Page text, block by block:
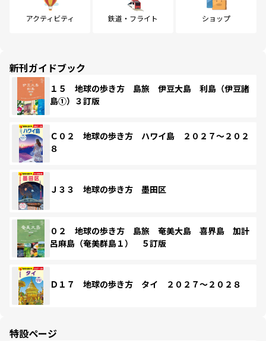
アクティビティ 鉄道・フライト ショップ
新刊ガイドブック
１５ 地球の歩き方 島旅 伊豆大島 利島（伊豆諸
島①）３訂版
Ｃ０２ 地球の歩き方 ハワイ島 ２０２７～２０２
８
Ｊ３３ 地球の歩き方 墨田区
０２ 地球の歩き方 島旅 奄美大島 喜界島 加計
呂麻島（奄美群島１） ５訂版
Ｄ１７ 地球の歩き方 タイ ２０２７～２０２８
特設ページ